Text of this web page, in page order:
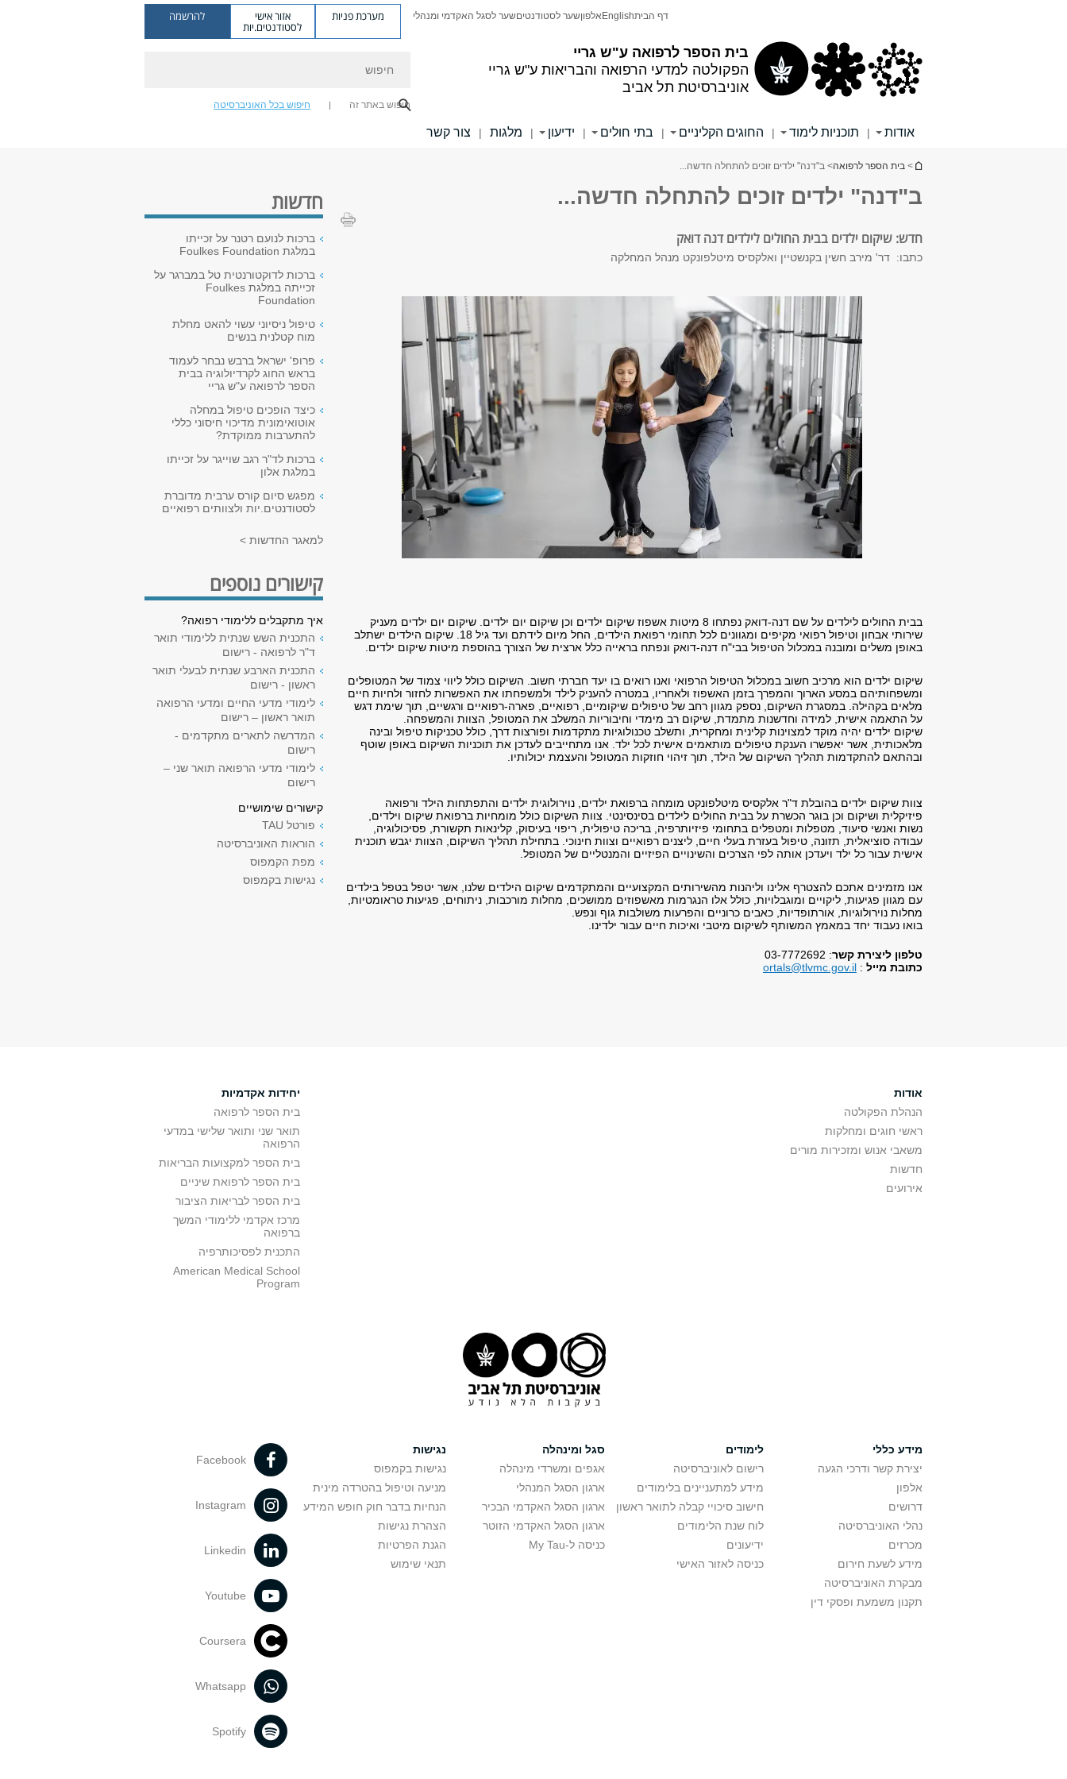
בית הספר לרפואה ע"ש גריי
הפקולטה למדעי הרפואה והבריאות ע"ש גריי
אוניברסיטת תל אביב
דף הביתEnglish אלפוןשער לסטודנטיםשער לסגל האקדמי ומנהלי מערכת פניות אזור אישי
לסטודנטים.יות
להרשמה
חיפוש באתר זה חיפוש בכל האוניברסיטה
אודות | תוכניות לימוד | החוגים הקליניים | בתי חולים | ידיעון | מלגות | צור קשר
הינך נמצא כאן
> בית הספר לרפואה> ב"דנה" ילדים זוכים להתחלה חדשה...
ב"דנה" ילדים זוכים להתחלה חדשה...
חדש: שיקום ילדים בבית החולים לילדים דנה דואק
כתבו: דר' מירב חשין בקנשטיין ואלקסיס מיטלפונקט מנהל המחלקה
בבית החולים לילדים על שם דנה-דואק נפתחו 8 מיטות אשפוז שיקום ילדים וכן שיקום יום ילדים. שיקום יום ילדים מעניק
שירותי אבחון וטיפול רפואי מקיפים ומגוונים לכל תחומי רפואת הילדים, החל מיום לידתם ועד גיל 18. שיקום הילדים ישתלב
באופן משלים ומובנה במכלול הטיפול בבי"ח דנה-דואק ונפתח בראייה כלל ארצית של הצורך בהוספת מיטות שיקום ילדים.
שיקום ילדים הוא מרכיב חשוב במכלול הטיפול הרפואי ואנו רואים בו יעד חברתי חשוב. השיקום כולל ליווי צמוד של המטופלים
ומשפחותיהם במסע הארוך והמפרך בזמן האשפוז ולאחריו, במטרה להעניק לילד ולמשפחתו את האפשרות לחזור ולחיות חיים
מלאים בקהילה. במסגרת השיקום, נספק מגוון רחב של טיפולים שיקומיים, רפואיים, פארה-רפואיים ורגשיים, תוך שימת דגש
על התאמה אישית, למידה וחדשנות מתמדת, שיקום רב מימדי וחיבוריות המשלב את המטופל, הצוות והמשפחה.
שיקום ילדים יהיה מוקד למצוינות קלינית ומחקרית, ותשלב טכנולוגיות מתקדמות ופורצות דרך, כולל טכניקות טיפול ובינה
מלאכותית, אשר יאפשרו הענקת טיפולים מותאמים אישית לכל ילד. אנו מתחייבים לעדכן את תוכניות השיקום באופן שוטף
ובהתאם להתקדמות תהליך השיקום של הילד, תוך זיהוי חוזקות המטופל והעצמת יכולותיו.
צוות שיקום ילדים בהובלת ד"ר אלקסיס מיטלפונקט מומחה ברפואת ילדים, נוירולוגית ילדים והתפתחות הילד ורפואה
פיזיקלית ושיקום וכן בוגר הכשרת על בבית החולים לילדים בסינסינטי. צוות השיקום כולל מומחיות ברפואת שיקום וילדים,
נשות ואנשי סיעוד, מטפלות ומטפלים בתחומי פיזיותרפיה, בריכה טיפולית, ריפוי בעיסוק, קלינאות תקשורת, פסיכולוגיה,
עבודה סוציאלית, תזונה, טיפול בעזרת בעלי חיים, ליצנים רפואיים וצוות חינוכי. בתחילת תהליך השיקום, הצוות יגבש תוכנית
אישית עבור כל ילד ויעדכן אותה לפי הצרכים והשינויים הפיזיים והמנטליים של המטופל.
אנו מזמינים אתכם להצטרף אלינו וליהנות מהשירותים המקצועיים והמתקדמים שיקום הילדים שלנו, אשר יטפל בטפל בילדים
עם מגוון פגיעות, ליקויים ומוגבלויות, כולל אלו הנגרמות מאשפוזים ממושכים, מחלות מורכבות, ניתוחים, פגיעות טראומטיות,
מחלות נוירולוגיות, אורתופדיות, כאבים כרוניים והפרעות משולבות גוף ונפש.
בואו נעבוד יחד במאמץ המשותף לשיקום מיטבי ואיכות חיים עבור ילדינו.
טלפון ליצירת קשר: 03-7772692
כתובת מייל :
ortals@tlvmc.gov.il
חדשות
ברכות לנועם רטנר על זכייתו
במלגת Foulkes Foundation
ברכות לדוקטורנטית טל במברגר על
זכייתה במלגת Foulkes
Foundation
טיפול ניסיוני עשוי להאט מחלת
מוח קטלנית בנשים
פרופ' ישראל ברבש נבחר לעמוד
בראש החוג לקרדיולוגיה בבית
הספר לרפואה ע"ש גריי
כיצד הופכים טיפול במחלה
אוטואימונית מדיכוי חיסוני כללי
להתערבות ממוקדת?
ברכות לד"ר רגב שוייגר על זכייתו
במלגת אלון
מפגש סיום קורס ערבית מדוברת
לסטודנטים.יות ולצוותים רפואיים
למאגר החדשות >
קישורים נוספים
איך מתקבלים ללימודי רפואה?
התכנית השש שנתית ללימודי תואר
ד"ר לרפואה - רישום
התכנית הארבע שנתית לבעלי תואר
ראשון - רישום
לימודי מדעי החיים ומדעי הרפואה
תואר ראשון – רישום
המדרשה לתארים מתקדמים -
רישום
לימודי מדעי הרפואה תואר שני –
רישום
קישורים שימושיים
פורטל TAU
הוראות האוניברסיטה
מפת הקמפוס
נגישות בקמפוס
אודות
הנהלת הפקולטה
ראשי חוגים ומחלקות
משאבי אנוש ומזכירות מורים
חדשות
אירועים
יחידות אקדמיות
בית הספר לרפואה
תואר שני ותואר שלישי במדעי
הרפואה
בית הספר למקצועות הבריאות
בית הספר לרפואת שיניים
בית הספר לבריאות הציבור
מרכז אקדמי ללימודי המשך
ברפואה
התכנית לפסיכותרפיה
American Medical School
Program
מידע כללי
יצירת קשר ודרכי הגעה
אלפון
דרושים
נהלי האוניברסיטה
מכרזים
מידע לשעת חירום
מבקרת האוניברסיטה
תקנון משמעת ופסקי דין
לימודים
רישום לאוניברסיטה
מידע למתעניינים בלימודים
חישוב סיכויי קבלה לתואר ראשון
לוח שנת הלימודים
ידיעונים
כניסה לאזור האישי
סגל ומינהלה
אגפים ומשרדי מינהלה
ארגון הסגל המנהלי
ארגון הסגל האקדמי הבכיר
ארגון הסגל האקדמי הזוטר
כניסה ל-My Tau
נגישות
נגישות בקמפוס
מניעה וטיפול בהטרדה מינית
הנחיות בדבר חוק חופש המידע
הצהרת נגישות
הגנת הפרטיות
תנאי שימוש
Facebook
Instagram
Linkedin
Youtube
Coursera
Whatsapp
Spotify